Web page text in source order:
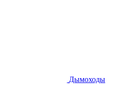
Дымоходы